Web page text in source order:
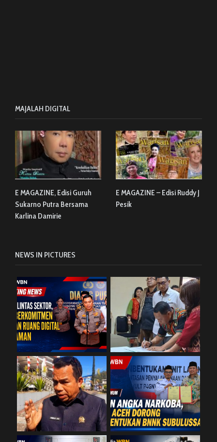
MAJALAH DIGITAL
E MAGAZINE, Edisi Guruh
Sukarno Putra Bersama
Karlina Damirie
E MAGAZINE – Edisi Ruddy J
Pesik
NEWS IN PICTURES